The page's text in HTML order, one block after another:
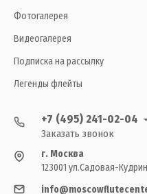
Фотогалерея
Видеогалерея
Подписка на рассылку
Легенды флейты
+7 (495) 241-02-04
Заказать звонок
г. Москва
123001 ул.Садовая-